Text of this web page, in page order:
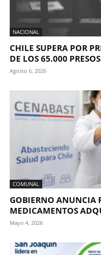
NACIONAL
CHILE SUPERA POR
DE LOS 65.000 PRESOS
Agosto 6, 2026
COMUNAL
GOBIERNO ANUNCIA
MEDICAMENTOS
Mayo 4, 2026